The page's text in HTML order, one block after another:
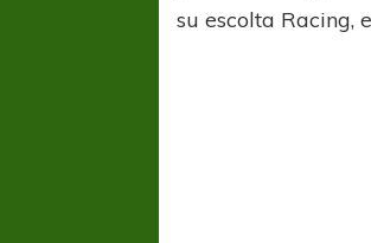
su escolta Racing,